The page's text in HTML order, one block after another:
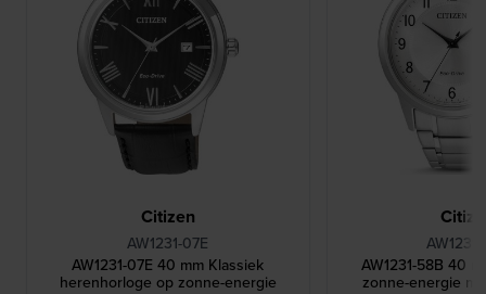
Citizen
AW1231-07E
AW1231-07E 40 mm Klassiek
herenhorloge op zonne-energie
AW1231-58B 40
zonne-energie